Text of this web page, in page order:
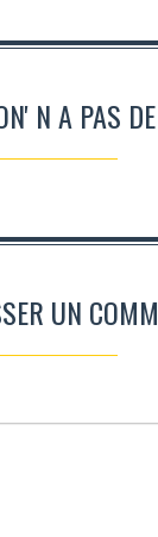
N A PAS
UN